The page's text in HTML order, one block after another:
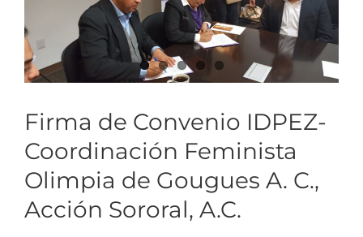
Firma de Convenio IDPEZ-
Coordinación Feminista
Olimpia de Gougues A. C.,
Acción Sororal, A.C.